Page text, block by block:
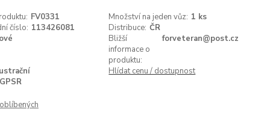
FV0331 Množství na jeden vůz: 1 ks
číslo: 113426081 Distribuce: ČR
Bližší
informace o
produktu:
forveteran@post.cz
Hlídat cenu / dostupnost
GPSR